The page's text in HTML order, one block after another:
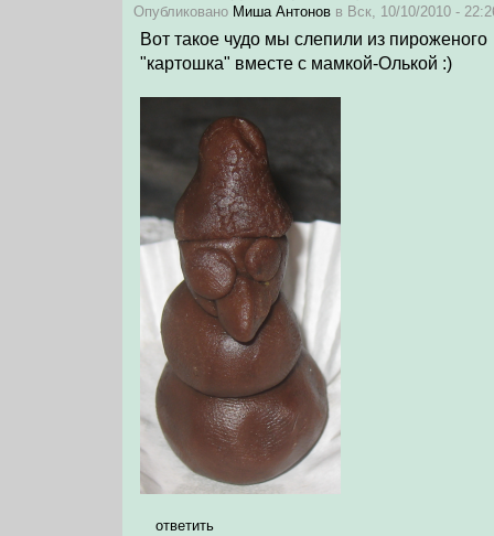
Опубликовано Миша Антонов в Вск, 10/10/2010 -
Вот такое чудо мы слепили из пироженого
"картошка" вместе с мамкой-Олькой :)
ответить